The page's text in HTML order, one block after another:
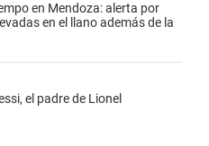
en Mendoza: alerta por
en el llano además de la
el padre de Lionel